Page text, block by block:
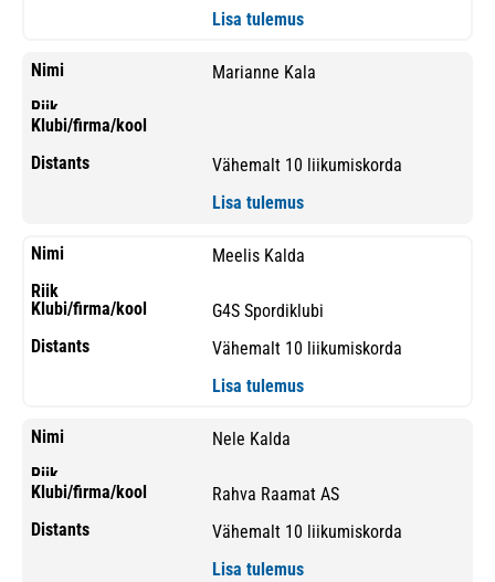
Lisa tulemus
Marianne Kala
Vähemalt 10 liikumiskorda
Lisa tulemus
Meelis Kalda
G4S Spordiklubi
Vähemalt 10 liikumiskorda
Lisa tulemus
Nele Kalda
Rahva Raamat AS
Vähemalt 10 liikumiskorda
Lisa tulemus